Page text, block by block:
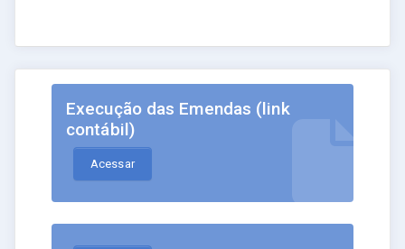
Execução das Emendas (link
contábil)
Acessar